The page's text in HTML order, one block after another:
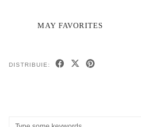
MAY FAVORITES
DISTRIBUIE: